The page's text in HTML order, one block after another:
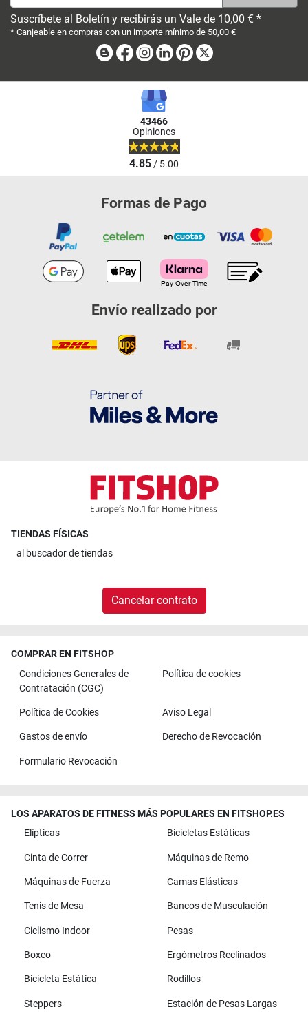
Suscríbete al Boletín y recibirás un Vale de 10,00 € *
* Canjeable en compras con un importe mínimo de 50,00 €
BlogFacebook
Instagram
LinkedinPinterest
43466
Opiniones
4.85/ 5.00
Formas de Pago
Envío realizado por
TIENDAS FÍSICAS
al buscador de tiendas
Cancelar contrato
COMPRAR EN FITSHOP
Condiciones Generales de
Contratación (CGC)
Política de cookies
Política de Cookies Aviso Legal
Gastos de envío Derecho de Revocación
Formulario Revocación
LOS APARATOS DE FITNESS MÁS POPULARES EN FITSHOP.ES
Elípticas
Bicicletas Estáticas
Cinta de Correr Máquinas de Remo
Máquinas de Fuerza Camas Elásticas
Tenis de Mesa Bancos de Musculación
Ciclismo Indoor Pesas
Boxeo Ergómetros Reclinados
Bicicleta Estática Rodillos
Steppers Estación de Pesas Largas